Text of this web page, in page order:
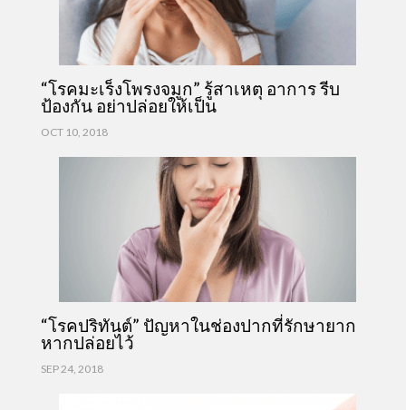
“โรคมะเร็งโพรงจมูก” รู้สาเหตุ อาการ รีบ
ป้องกัน อย่าปล่อยให้เป็น
OCT 10, 2018
“โรคปริทันต์” ปัญหาในช่องปากที่รักษายาก
หากปล่อยไว้
SEP 24, 2018